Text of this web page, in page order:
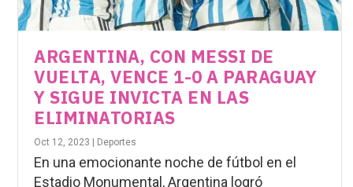
ARGENTINA, CON MESSI DE
VUELTA, VENCE 1-0 A PARAGUAY
Y SIGUE INVICTA EN LAS
ELIMINATORIAS
Oct 12, 2023 Deportes
En una emocionante noche de fútbol en el
Estadio Monumental, Argentina logró